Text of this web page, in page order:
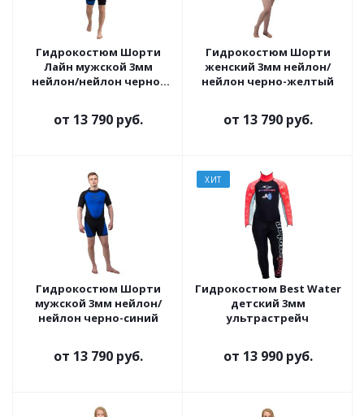
Гидрокостюм Шорти
Лайн мужской 3мм
нейлон/нейлон черно-
от 13 790 руб.
Гидрокостюм Шорти
женский 3мм нейлон/
нейлон черно-желтый
от 13 790 руб.
Гидрокостюм Шорти
мужской 3мм нейлон/
нейлон черно-синий
от 13 790 руб.
ХИТ
Гидрокостюм Best Water
детский 3мм
ультрастрейч
от 13 990 руб.